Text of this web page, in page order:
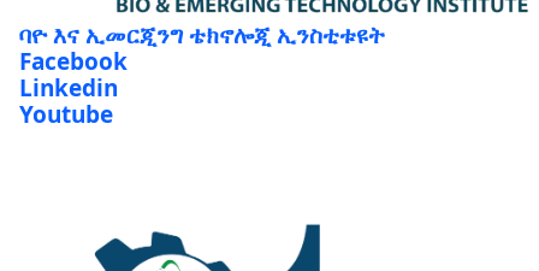
ባዮ እና ኢመርጂንግ ቴክኖሎጂ ኢንስቲቱዩት
Facebook
Linkedin
Youtube